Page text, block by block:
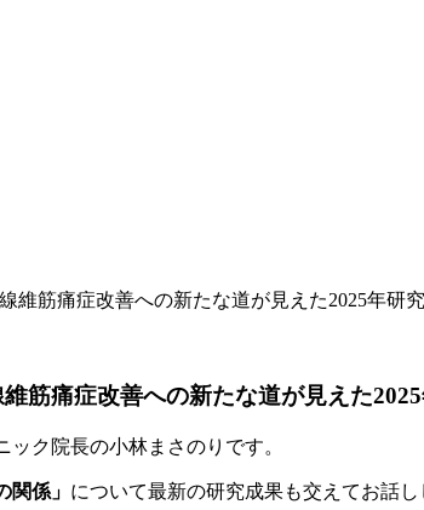
維筋痛症改善への新たな道が見えた2025年研
筋痛症改善への新たな道が見えた
ク院長の小林まさのりです。
関係」 について最新の研究成果も交えてお話し